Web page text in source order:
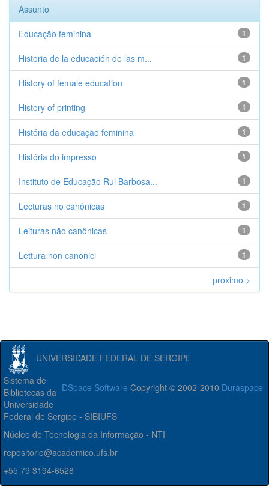
Assunto
1
Educação feminina
1
Historia de la educación de las m...
1
History of female education
1
History of printing
1
História da educação feminina
1
História do impresso
1
Instituto de Educação Rui Barbosa...
1
Lecturas no canónicas
1
Leituras não canônicas
1
Lettura non canonici
próximo >
UNIVERSIDADE FEDERAL DE SERGIPE
DSpace Software Copyright © 2002-2010 Duraspace
Sistema de
Bibliotecas da
Universidade
Federal de Sergipe - SIBIUFS
Núcleo de Tecnologia da Informação - NTI
repositorio@academico.ufs.br
+55 79 3194-6528